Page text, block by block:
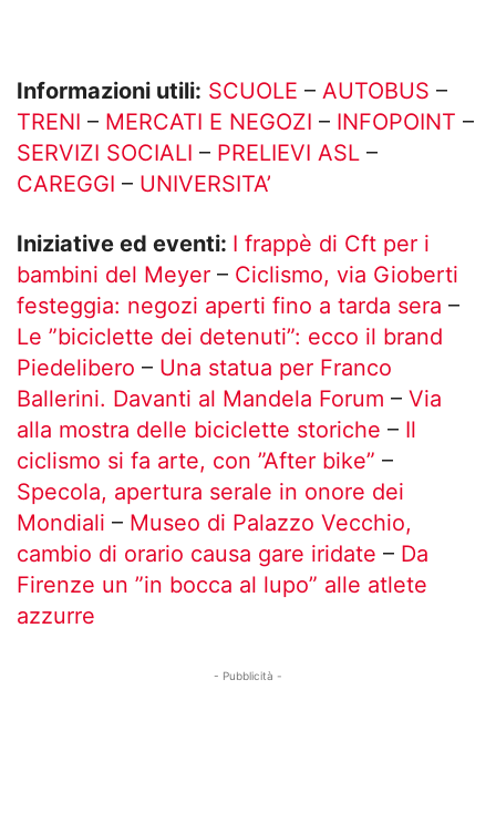
Informazioni utili: SCUOLE – AUTOBUS –
TRENI – MERCATI E NEGOZI – INFOPOINT –
SERVIZI SOCIALI – PRELIEVI ASL –
CAREGGI – UNIVERSITA’
Iniziative ed eventi: I frappè di Cft per i
bambini del Meyer – Ciclismo, via Gioberti
festeggia: negozi aperti fino a tarda sera –
Le ”biciclette dei detenuti”: ecco il brand
Piedelibero – Una statua per Franco
Ballerini. Davanti al Mandela Forum – Via
alla mostra delle biciclette storiche – Il
ciclismo si fa arte, con ”After bike” –
Specola, apertura serale in onore dei
Mondiali – Museo di Palazzo Vecchio,
cambio di orario causa gare iridate – Da
Firenze un ”in bocca al lupo” alle atlete
azzurre
- Pubblicità -